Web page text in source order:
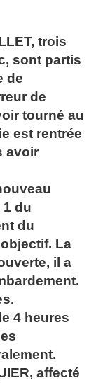
trois
sont partis
de
de
tourné au
est rentrée
avoir
du
du
La
il a
4 heures
affecté